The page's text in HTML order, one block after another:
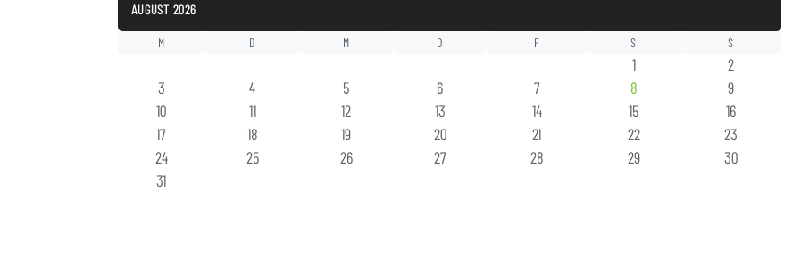
AUGUST 2026
M D M D F S S
1
2
3
4 5 6 7 8
9
10
11 12 13 14 15
16
17
18 19 20 21 22
23
24
25 26 27 28 29
30
31